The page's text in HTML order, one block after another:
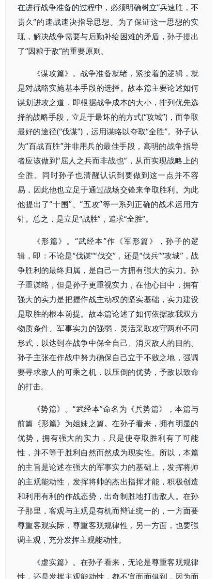
在进行战争准备的过程中，必须明确树立“兵速胜，不
贵久”的速战速决指导思想。为了保证这一思想的实
现，解决战争需要与后勤补给困难的矛盾，孙子提出
了“因粮于敌”的重要原则。
《谋攻篇》。战争准备就绪，紧接着的逻辑，就
是对战略实施基本手段的选择。故本篇主要论述如何
谋划进攻之道，即根据战争成本的大小，排列优先选
择的战略手段，立足于最坏的的方式(“攻城”)，而争取
最好的途径(“伐谋”)，运用谋略以夺取“全胜”。孙子认
为“百战百胜”并非用兵的最佳手段，高明的战争指导
者应该做到“屈人之兵而非战也”，从而实现战略上的
全胜。同时孙子也清醒认识到要做到这一点并不容
易，因此他也立足于通过战场交锋来争取胜利。为此
他提出了“十围”、“五攻”等一系列正确的战术运用方
针。总之，是立足“战胜”，追求“全胜”。
《形篇》。“武经本”作《军形篇》，孙子的逻
辑，即：不论是“伐谋”“伐交”，还是“伐兵”“攻城”，战
争胜利的最终归属，是自己一方拥有强大的实力。孙
子重谋略，但是孙子更重视实力，在他心目中，拥有
强大的实力是把握作战主动权的坚实基础，实力建设
是取胜的根本前提。故本篇论述了如何依据敌我双方
物质条件、军事实力的强弱，灵活采取攻守两种不同
形式，以达到在战争中保全自己、消灭敌人的目的。
孙子主张在作战中努力确保自己立于不败之地，强调
要寻求敌人的可乘之机，以压倒的优势，予敌以致命
的打击。
《势篇》。“武经本”命名为《兵势篇》，本篇与
前篇《形篇》为姐妹之篇。在孙子看来，拥有明显的
优势，拥有强大的实力，只是使夺取胜利有了可能
性，并不等于胜利自然而然成为现实性。所以，本篇
的主旨是论述在强大的军事实力的基础上，发挥将帅
的主观能动性，发挥将帅的杰出指挥才能，积极创造
和利用有利的作战态势，出奇制胜地打击敌人。在孙
子那里，客观与主观是有机而辩证统一的，一方面要
尊重客观实际，尊重客观规律性，另一方面，也要强
调主观，充分发挥主观能动性。
《虚实篇》。在孙子看来，无论是尊重客观规律
性，还是发挥主观能动性，都不宜面面俱到，因为面